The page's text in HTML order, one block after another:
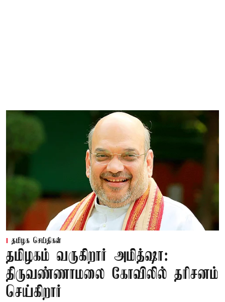
தமிழக செய்திகள்
தமிழகம் வருகிறார் அமித்ஷா:
திருவண்ணாமலை கோவிலில் தரிசனம்
செய்கிறார்